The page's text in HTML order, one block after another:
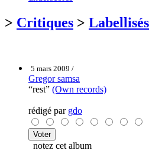
> Critiques > Labellisés
5 mars 2009 /
Gregor samsa
“rest” (Own records)
rédigé par gdo
notez cet album